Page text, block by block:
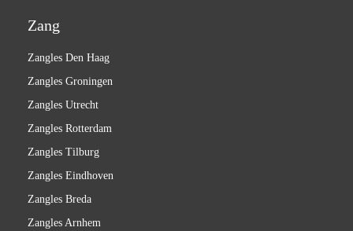
Zang
Zangles Den Haag
Zangles Groningen
Zangles Utrecht
Zangles Rotterdam
Zangles Tilburg
Zangles Eindhoven
Zangles Breda
Zangles Arnhem